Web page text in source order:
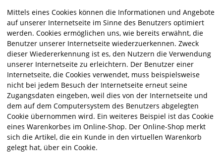
Mittels eines Cookies können die Informationen und Angebote
auf unserer Internetseite im Sinne des Benutzers optimiert
werden. Cookies ermöglichen uns, wie bereits erwähnt, die
Benutzer unserer Internetseite wiederzuerkennen. Zweck
dieser Wiedererkennung ist es, den Nutzern die Verwendung
unserer Internetseite zu erleichtern. Der Benutzer einer
Internetseite, die Cookies verwendet, muss beispielsweise
nicht bei jedem Besuch der Internetseite erneut seine
Zugangsdaten eingeben, weil dies von der Internetseite und
dem auf dem Computersystem des Benutzers abgelegten
Cookie übernommen wird. Ein weiteres Beispiel ist das Cookie
eines Warenkorbes im Online-Shop. Der Online-Shop merkt
sich die Artikel, die ein Kunde in den virtuellen Warenkorb
gelegt hat, über ein Cookie.